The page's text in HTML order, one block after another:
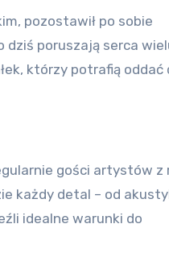
pozostawił po sobie
poruszają serca
którzy potrafią oddać
gości artystów z
każdy detal – od
idealne warunki do